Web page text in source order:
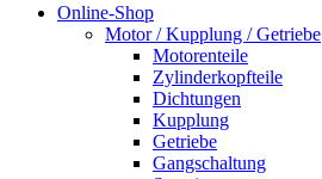
Online-Shop
Motor / Kupplung / Getriebe
Motorenteile
Zylinderkopfteile
Dichtungen
Kupplung
Getriebe
Gangschaltung